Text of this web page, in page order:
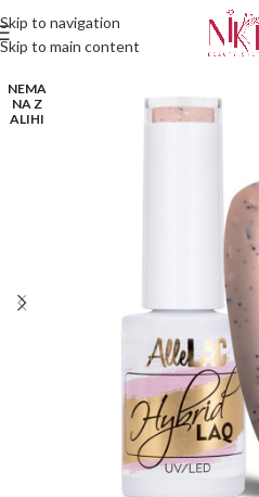
Skip to navigation
Skip to main content
NEMA
NA Z
ALIHI